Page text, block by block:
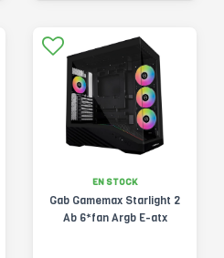
EN STOCK
Gab Gamemax Starlight 2
Ab 6*fan Argb E-atx